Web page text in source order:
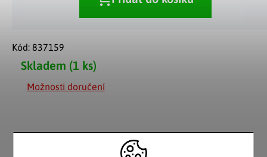
Skladem (1 ks)
Možnosti doručení
Kód: 837159